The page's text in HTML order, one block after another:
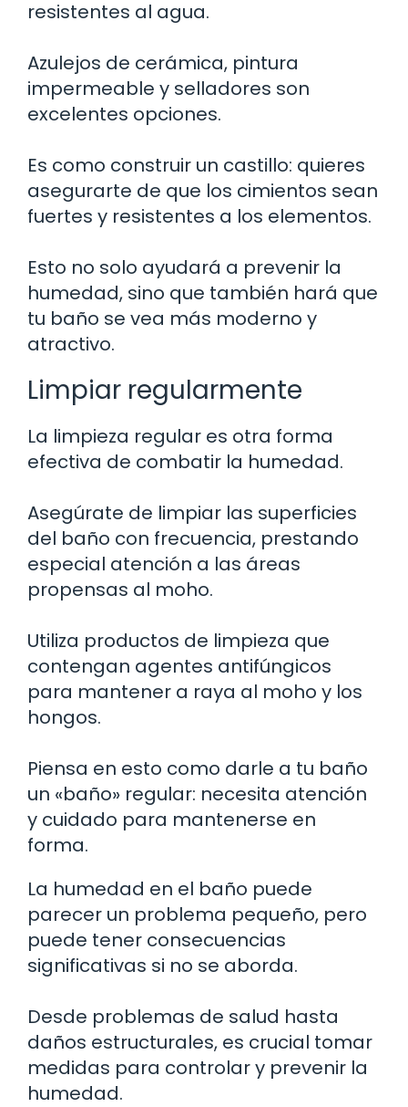
resistentes al agua.
Azulejos de cerámica, pintura
impermeable y selladores son
excelentes opciones.
Es como construir un castillo: quieres
asegurarte de que los cimientos sean
fuertes y resistentes a los elementos.
Esto no solo ayudará a prevenir la
humedad, sino que también hará que
tu baño se vea más moderno y
atractivo.
Limpiar regularmente
La limpieza regular es otra forma
efectiva de combatir la humedad.
Asegúrate de limpiar las superficies
del baño con frecuencia, prestando
especial atención a las áreas
propensas al moho.
Utiliza productos de limpieza que
contengan agentes antifúngicos
para mantener a raya al moho y los
hongos.
Piensa en esto como darle a tu baño
un «baño» regular: necesita atención
y cuidado para mantenerse en
forma.
La humedad en el baño puede
parecer un problema pequeño, pero
puede tener consecuencias
significativas si no se aborda.
Desde problemas de salud hasta
daños estructurales, es crucial tomar
medidas para controlar y prevenir la
humedad.